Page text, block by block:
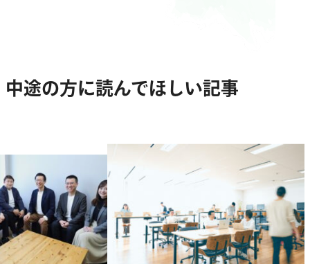
中途の方に読んでほしい記事